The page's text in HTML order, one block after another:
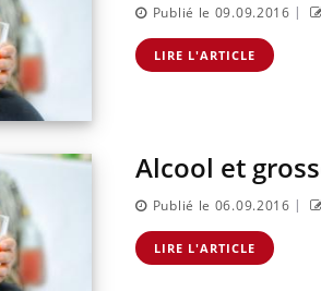
Publié le 09.09.2016 |
LIRE L'ARTICLE
Alcool et
Publié le 06.09.2016 |
LIRE L'ARTICLE